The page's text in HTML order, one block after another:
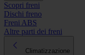
Scopri freni
Dischi freno
Freni ABS
Altre parti dei freni
Climatizzazione